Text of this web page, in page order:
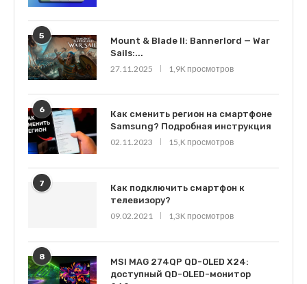
5
Mount & Blade II: Bannerlord — War
Sails:...
27.11.2025
1,9K просмотров
6
Как сменить регион на смартфоне
Samsung? Подробная инструкция
02.11.2023
15,K просмотров
7
Как подключить смартфон к
телевизору?
09.02.2021
1,3K просмотров
8
MSI MAG 274QP QD-OLED X24:
доступный QD-OLED-монитор